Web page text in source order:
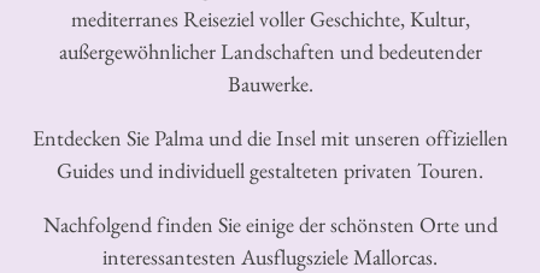
mediterranes Reiseziel voller Geschichte, Kultur,
außergewöhnlicher Landschaften und bedeutender
Bauwerke.
Entdecken Sie Palma und die Insel mit unseren offiziellen
Guides und individuell gestalteten privaten Touren.
Nachfolgend finden Sie einige der schönsten Orte und
interessantesten Ausflugsziele Mallorcas.